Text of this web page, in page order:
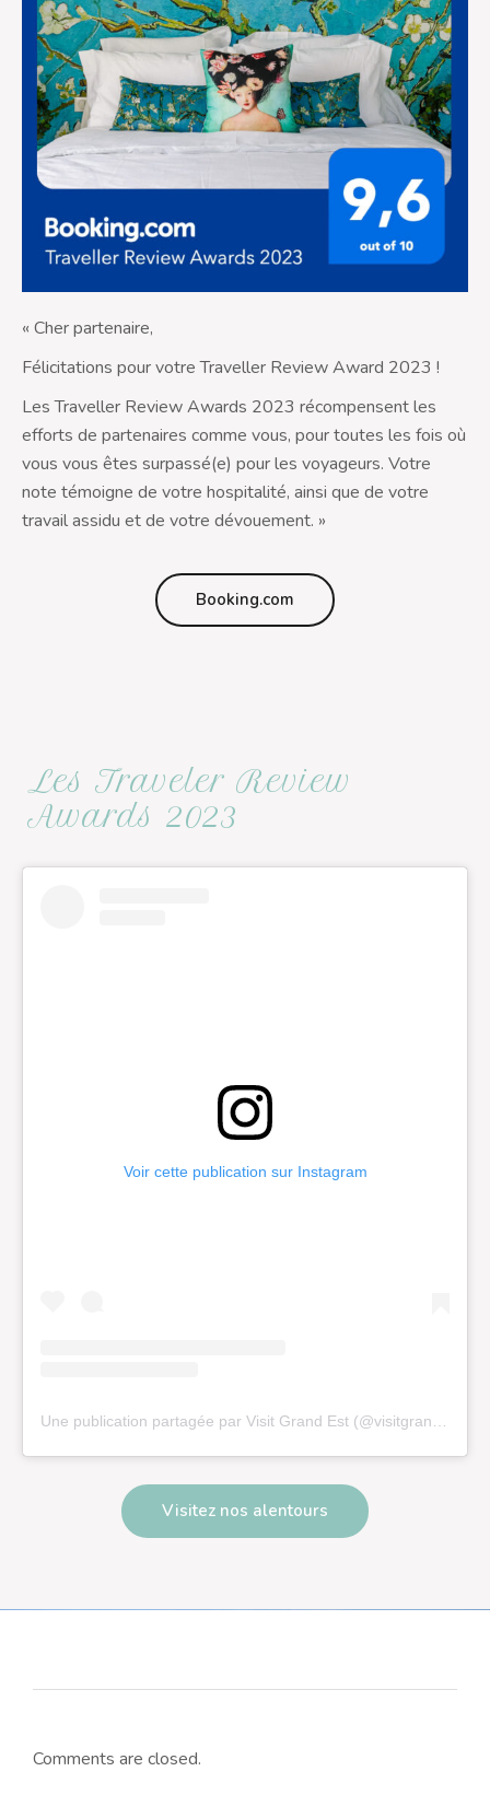
« Cher partenaire,
Félicitations pour votre Traveller Review Award 2023 !
Les Traveller Review Awards 2023 récompensent les
efforts de partenaires comme vous, pour toutes les fois où
vous vous êtes surpassé(e) pour les voyageurs. Votre
note témoigne de votre hospitalité, ainsi que de votre
travail assidu et de votre dévouement. »
Booking.com
Les Traveler Review
Awards 2023
Voir cette publication sur Instagram
Visitez nos alentours
Comments are closed.